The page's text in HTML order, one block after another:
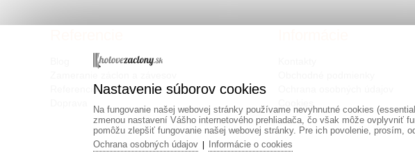
ReferencieNastavenie súborov cookies
Na fungovanie našej webovej stránky používame nevyhnutné cookies
zmenou nastavení Vášho internetového prehliadača, čo však môže ovplyvniť
pomôžu zlepšiť fungovanie našej webovej stránky. Pre ich povolenie, prosím,
Ochrana osobných údajov
Informácie o cookies